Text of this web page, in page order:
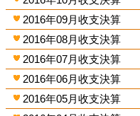
2016年09月收支決算
2016年08月收支決算
2016年07月收支決算
2016年06月收支決算
2016年05月收支決算